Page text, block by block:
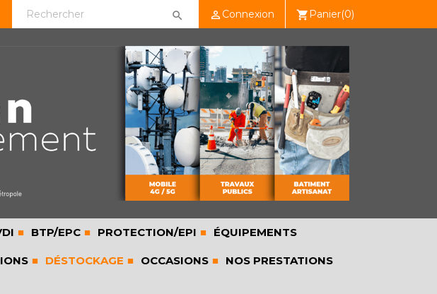
  Connexion shopping_cart Panier(0)
BTP/EPC PROTECTION/EPI ÉQUIPEMENTS
DÉSTOCKAGE OCCASIONS NOS PRESTATIONS